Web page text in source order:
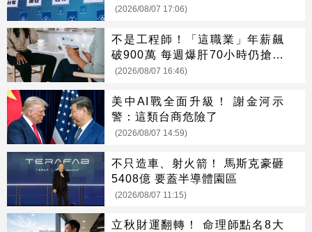
(2026/08/07 17:06)
不是工程師！「這職業」年薪飆
破900萬 每週爆肝70小時仍搶破
頭
(2026/08/07 16:46)
美中AI戰全面升級！ 謝金河示
警：這類台商危險了
(2026/08/07 14:59)
不只造車、射火箭！ 馬斯克豪砸
5408億 要蓋半導體園區
(2026/08/07 11:15)
立秋財運翻轉！ 命理師點名8大